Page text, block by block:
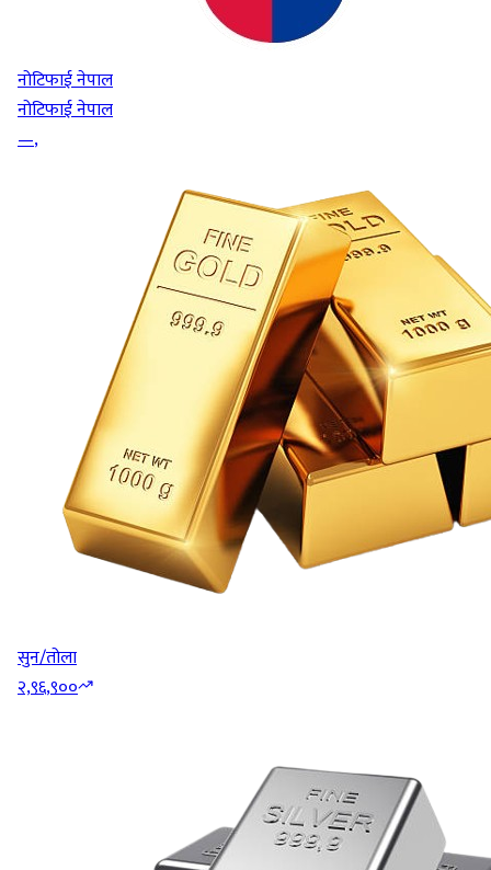
नोटिफाई नेपाल
नोटिफाई नेपाल
—,
सुन/तोला
२,९६,९००